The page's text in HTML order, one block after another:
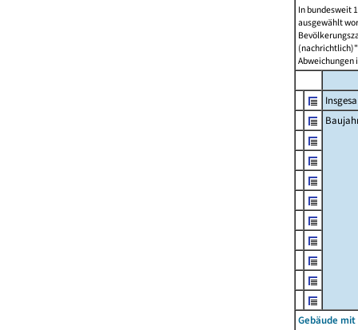
In bundesweit
ausgewählt
Abweichungen
Gebäude mit